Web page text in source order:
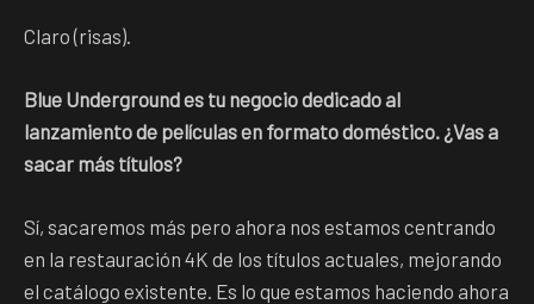
Claro (risas).
Blue Underground es tu negocio dedicado al
lanzamiento de películas en formato doméstico. ¿Vas a
sacar más títulos?
Sí, sacaremos más pero ahora nos estamos centrando
en la restauración 4K de los títulos actuales, mejorando
el catálogo existente. Es lo que estamos haciendo ahora